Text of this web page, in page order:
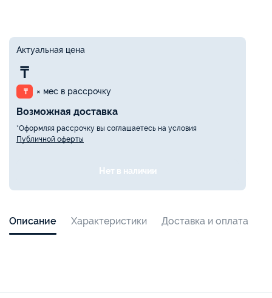
Актуальная цена
₸
₸ × мес в рассрочку
Возможная доставка
*Оформляя рассрочку вы соглашаетесь на условия
Публичной оферты
Нет в наличии
Описание Характеристики Доставка и оплата